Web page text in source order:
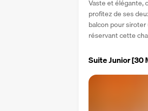
Vaste et élégante,
profitez de ses
balcon pour
réservant cette
Suite Junior[30